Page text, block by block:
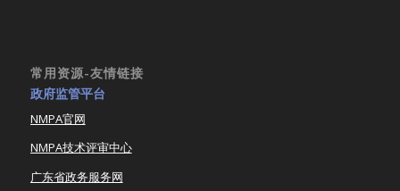
常用资源-友情链接
政府监管平台
NMPA官网
NMPA技术评审中心
广东省政务服务网